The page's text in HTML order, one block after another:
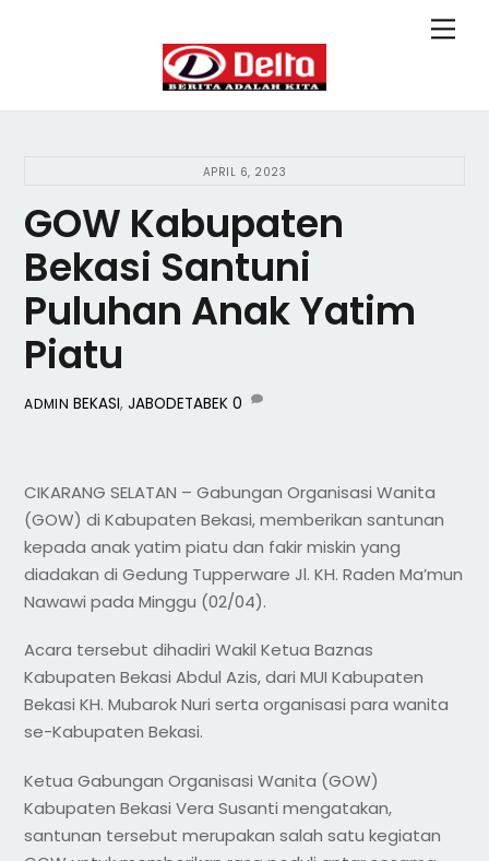
APRIL 6, 2023
GOW Kabupaten
Bekasi Santuni
Puluhan Anak Yatim
Piatu
ADMIN BEKASI,JABODETABEK 0
CIKARANG SELATAN – Gabungan Organisasi Wanita
(GOW) di Kabupaten Bekasi, memberikan santunan
kepada anak yatim piatu dan fakir miskin yang
diadakan di Gedung Tupperware Jl. KH. Raden Ma’mun
Nawawi pada Minggu (02/04).
Acara tersebut dihadiri Wakil Ketua Baznas
Kabupaten Bekasi Abdul Azis, dari MUI Kabupaten
Bekasi KH. Mubarok Nuri serta organisasi para wanita
se-Kabupaten Bekasi.
Ketua Gabungan Organisasi Wanita (GOW)
Kabupaten Bekasi Vera Susanti mengatakan,
santunan tersebut merupakan salah satu kegiatan
To
Top